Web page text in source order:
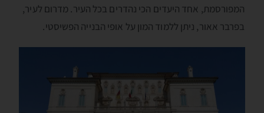
המפורסמת, אחד היעדים הכי נהדרים בכל העיר. מדרום לעיר,
בפרבר אאור, ניתן ללמוד המון על אופי הבנייה הפשיסטי.